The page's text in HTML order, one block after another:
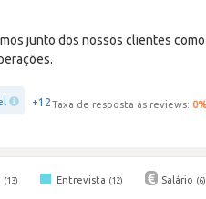
junto dos nossos clientes
+12Taxa de resposta às reviews: 0%
(13) Entrevista (12) Salário (6)